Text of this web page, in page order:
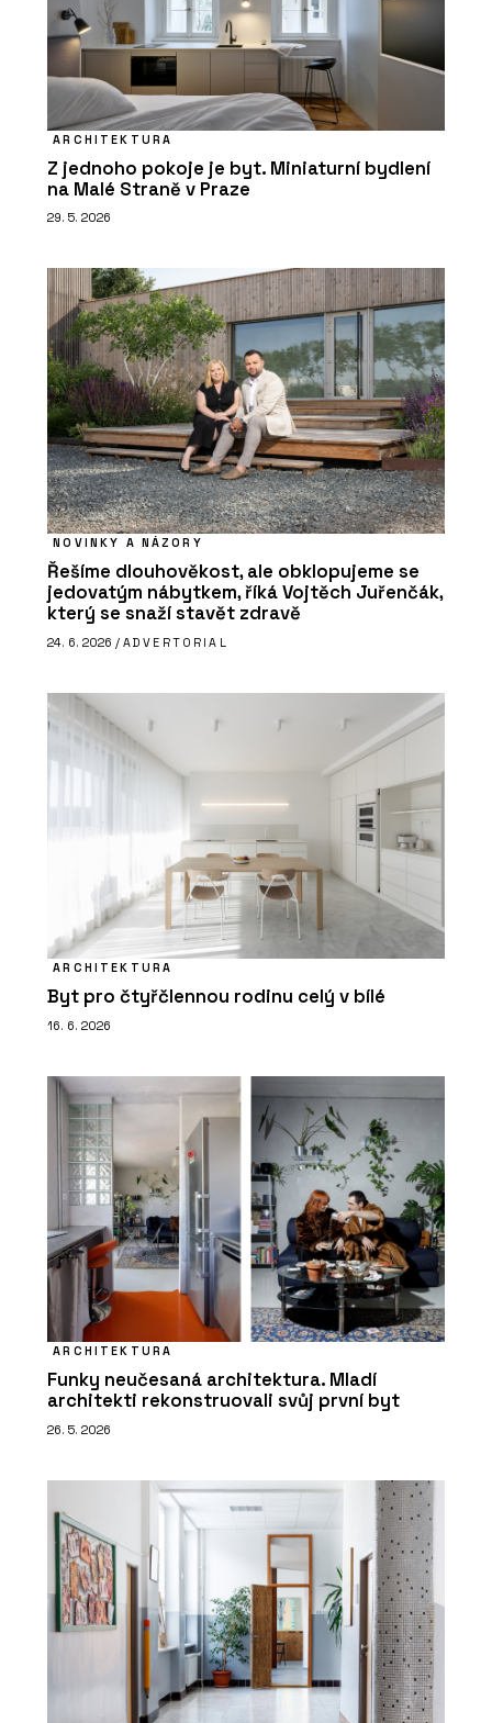
ARCHITEKTURA
Z jednoho pokoje je byt. Miniaturní bydlení
na Malé Straně v Praze
29. 5. 2026
NOVINKY A NÁZORY
Řešíme dlouhověkost, ale obklopujeme se
jedovatým nábytkem, říká Vojtěch Juřenčák,
který se snaží stavět zdravě
24. 6. 2026 / ADVERTORIAL
ARCHITEKTURA
Byt pro čtyřčlennou rodinu celý v bílé
16. 6. 2026
ARCHITEKTURA
Funky neučesaná architektura. Mladí
architekti rekonstruovali svůj první byt
26. 5. 2026